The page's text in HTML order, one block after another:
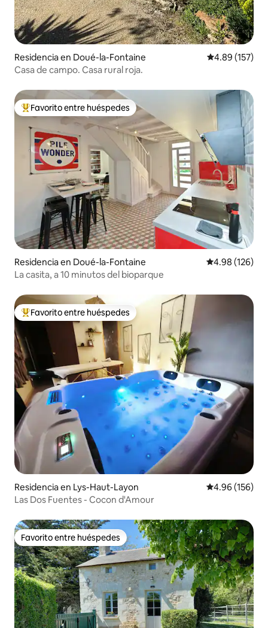
Residencia en Doué-la-Fontaine Calificación
4.89 (157)
Casa de campo. Casa rural roja.
De los mejores en Favorito entre huéspedes
Favorito entre huéspedes
Residencia en Doué-la-Fontaine Calificación
4.98 (126)
La casita, a 10 minutos del bioparque
De los mejores en Favorito entre huéspedes
Favorito entre huéspedes
Residencia en Lys-Haut-Layon Calificación
4.96 (156)
Las Dos Fuentes - Cocon d'Amour
Favorito entre huéspedes
Favorito entre huéspedes